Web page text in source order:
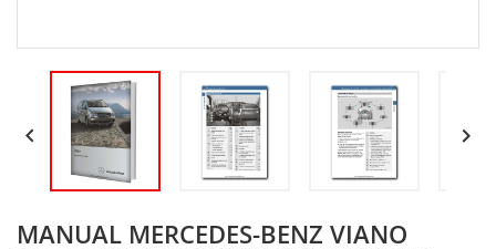
 
MANUAL MERCEDES-BENZ VIANO